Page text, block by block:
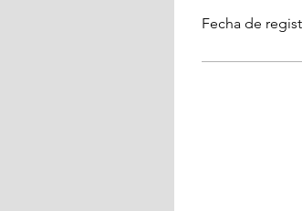
Fecha de